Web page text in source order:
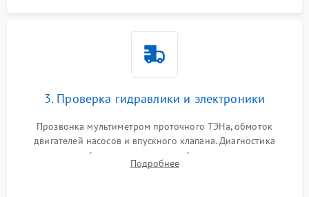
3. Проверка гидравлики и электроники
Прозвонка мультиметром проточного ТЭНа, обмоток
двигателей насосов и впускного клапана. Диагностика
прессостата (датчика уровня воды), датчика мутности,
концевика дверцы и электронного модуля управления.
Подробнее